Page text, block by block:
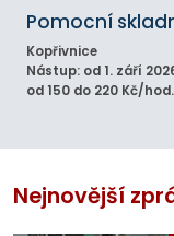
Pomocní
Kopřivnice
Nástup: od 1. září
od 150 do 220 Kč/hod.
Nejnovější